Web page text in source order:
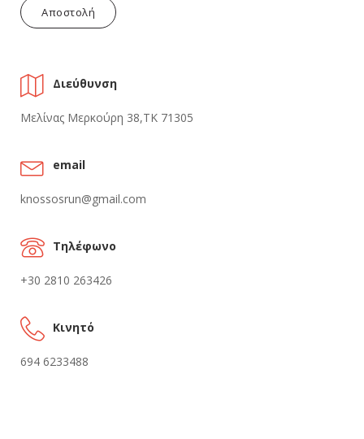
Αποστολή
Διεύθυνση
Μελίνας Μερκούρη 38,ΤΚ 71305
email
knossosrun@gmail.com
Τηλέφωνο
+30 2810 263426
Kινητό
694 6233488